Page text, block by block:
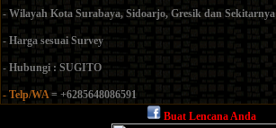
- Wilayah Kota Surabaya, Sidoarjo, Gresik dan Sekitarnya
- Harga sesuai Survey
- Hubungi : SUGITO
- Telp/WA= +6285648086591
Buat Lencana Anda